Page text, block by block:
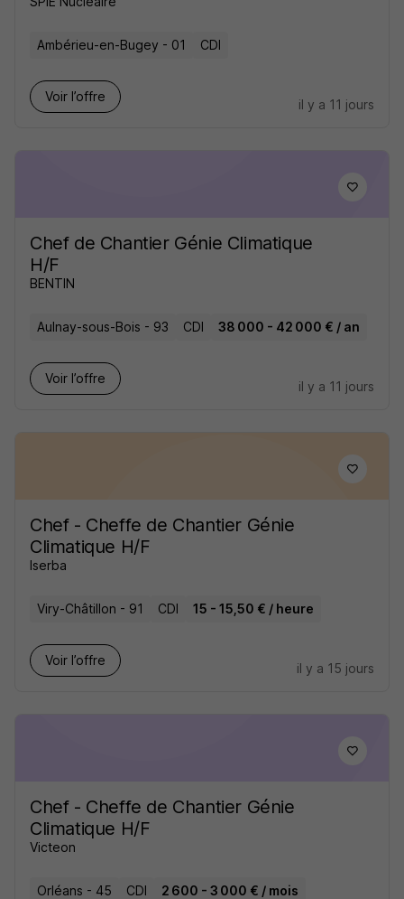
Ambérieu-en-Bugey - 01 CDI
Voir l’offre
il y a 11 jours
Chef de Chantier Génie Climatique
H/F
BENTIN
Aulnay-sous-Bois - 93 CDI 38 000 - 42 000 € / an
Voir l’offre
il y a 11 jours
Chef - Cheffe de Chantier Génie
Climatique H/F
Iserba
Viry-Châtillon - 91 CDI 15 - 15,50 € / heure
Voir l’offre
il y a 15 jours
Chef - Cheffe de Chantier Génie
Climatique H/F
Victeon
Orléans - 45 CDI 2 600 - 3 000 € / mois